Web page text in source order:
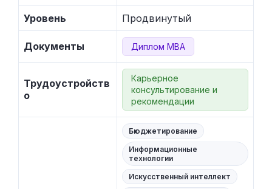
Уровень Продвинутый
Документы Диплом MBA
Трудоустройств
о
Карьерное
консультирование и
рекомендации
Бюджетирование
Информационные
технологии
Искусственный интеллект